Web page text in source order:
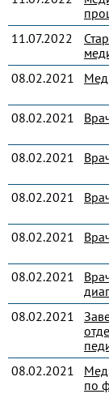
11.07.2022
08.02.2021
08.02.2021
08.02.2021
08.02.2021
08.02.2021
08.02.2021
08.02.2021
08.02.2021
по